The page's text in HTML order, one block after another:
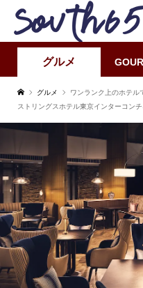
グルメ
グルメ
ワンランク上のホテ
ストリングスホテル東京インターコン